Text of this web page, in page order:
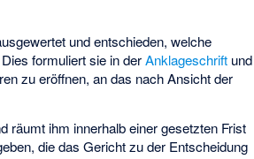
und entschieden, welche
formuliert sie in derAnklageschrift und
zu eröffnen, an das nach Ansicht der
räumt ihm innerhalb einer gesetzten Frist
die das Gericht zu der Entscheidung